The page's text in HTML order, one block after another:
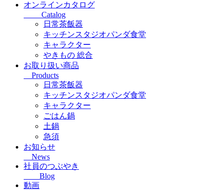
オンラインカタログ
Catalog
日常茶飯器
キッチンスタジオパンダ食堂
キャラクター
やきもの 総合
お取り扱い商品
Products
日常茶飯器
キッチンスタジオパンダ食堂
キャラクター
ごはん鍋
土鍋
急須
お知らせ
News
社員のつぶやき
Blog
動画